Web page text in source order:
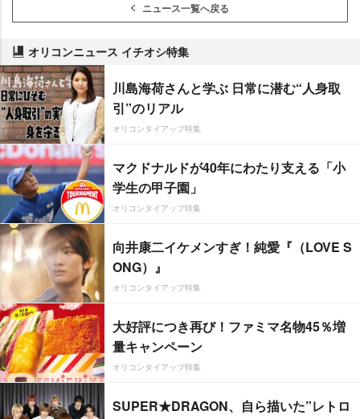
ニュース一覧へ戻る
オリコンニュース イチオシ特集
川島海荷さんと学ぶ 日常に潜む“人身取
引”のリアル
オリコンタイアップ特集
マクドナルドが40年にわたり支える「小
学生の甲子園」
オリコンタイアップ特集
向井康二イケメンすぎ！純愛『（LOVE S
ONG）』
オリコンタイアップ特集
大好評につき再び！ファミマ名物45％増
量キャンペーン
オリコンタイアップ特集
SUPER★DRAGON、自ら描いた”レトロ